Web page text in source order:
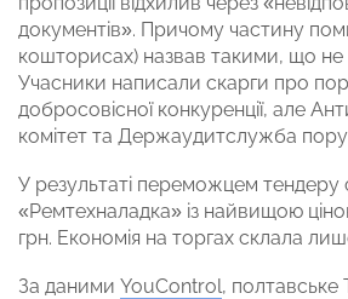
документів». Причому частину
кошторисах) назвав такими, що не
Учасники написали скарги про
добросовісної конкуренції, але
комітет та Держаудитслужба
У результаті переможцем
«Ремтехналадка» із найвищою
грн. Економія на торгах склала
За даними YouControl, полтавське